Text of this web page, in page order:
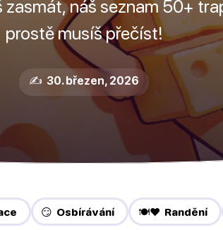
zasmát, náš seznam 50+
prostě musíš přečíst!
✍️ 30. březen, 2026
😏 Osbírávání 🍽️❤️ Randění